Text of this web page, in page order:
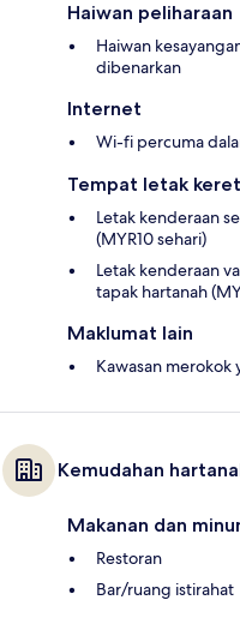
Haiwan peliharaan
Haiwan
dibenarkan
Internet
Wi-fi percuma
Tempat letak
Letak kenderaan
(MYR10 sehari)
Letak kenderaan
tapak hartanah
Maklumat lain
Kawasan
Kemudahan
Makanan dan
Restoran
Bar/ruang istirahat